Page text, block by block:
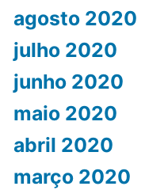
agosto 2020
julho 2020
junho 2020
maio 2020
abril 2020
março 2020